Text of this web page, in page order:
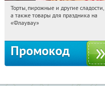
09:44:54 Получили:
Россия
Торты, пирожные и другие сладости,
а также товары для праздника на
«Флаувау»
Промокод